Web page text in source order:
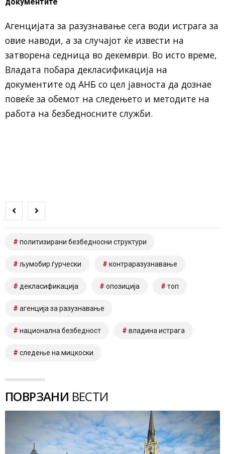
Агенцијата за разузнавање сега води истрага за
овие наводи, а за случајот ќе извести на
затворена седница во декември. Во исто време,
Владата побара декласификација на
документите од АНБ со цел јавноста да дознае
повеќе за обемот на следењето и методите на
работа на безбедносните служби.
политизирани безбедносни структури
љумобир ѓурчески контраразузнавање
декласификација опозиција топ
агенција за разузнавање
национална безбедност владина истрага
следење на мицкоски
ПОВРЗАНИ ВЕСТИ